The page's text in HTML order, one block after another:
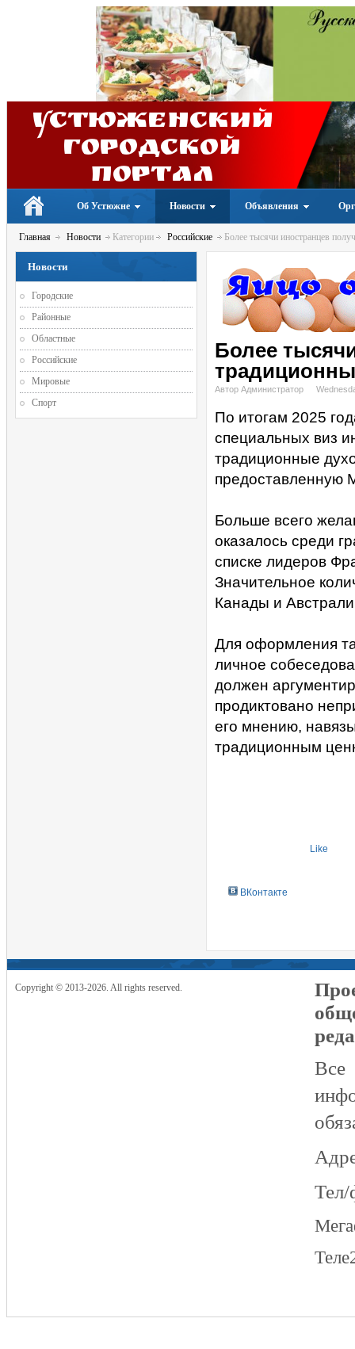
Устюженский
Городской
портал
Об Устюжне Новости Объявления
Главная Новости Категории Российские Более тысячи иностранцев
Более
Автор Администратор
По итогам 2025
специальных виз
традиционные
Больше всего
оказалось среди
списке лидеров
Значительное
Канады и
Для оформления
личное
должен
продиктовано
его мнению,
традиционным
Like
ВКонтакте
Новости
Городские
Районные
Областные
Российские
Мировые
Спорт
Copyright © 2013-2026. All rights reserved.